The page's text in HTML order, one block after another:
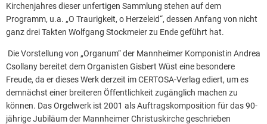
Kirchenjahres dieser unfertigen Sammlung stehen auf dem
Programm, u.a. „O Traurigkeit, o Herzeleid“, dessen Anfang von nicht
ganz drei Takten Wolfgang Stockmeier zu Ende geführt hat.
Die Vorstellung von „Organum“ der Mannheimer Komponistin Andrea
Csollany bereitet dem Organisten Gisbert Wüst eine besondere
Freude, da er dieses Werk derzeit im CERTOSA-Verlag ediert, um es
demnächst einer breiteren Öffentlichkeit zugänglich machen zu
können. Das Orgelwerk ist 2001 als Auftragskomposition für das 90-
jährige Jubiläum der Mannheimer Christuskirche geschrieben